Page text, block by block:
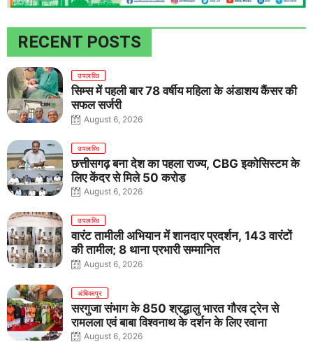
RECENT POSTS
उपलब्धि
सिम्स में पहली बार 78 वर्षीय महिला के अंडाशय कैंसर की
सफल सर्जरी
August 6, 2026
उपलब्धि
छत्तीसगढ़ बना देश का पहला राज्य, CBG इकोसिस्टम के
लिए केंद्र से मिले 50 करोड़
August 6, 2026
उपलब्धि
वारंट तामीली अभियान में शानदार प्रदर्शन, 143 वारंटों
की तामील; 8 थाना प्रभारी सम्मानित
August 6, 2026
अंबिकापुर
सरगुजा संभाग के 850 श्रद्धालु भारत गौरव ट्रेन से
रामलला एवं बाबा विश्वनाथ के दर्शन के लिए रवाना
August 6, 2026